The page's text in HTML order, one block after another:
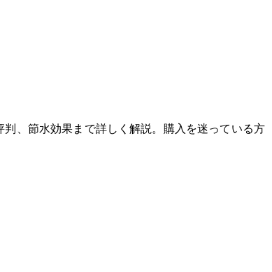
判、節水効果まで詳しく解説。購入を迷っている方